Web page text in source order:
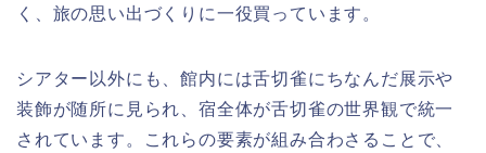
く、旅の思い出づくりに一役買っています。
シアター以外にも、館内には舌切雀にちなんだ展示や
装飾が随所に見られ、宿全体が舌切雀の世界観で統一
されています。これらの要素が組み合わさることで、